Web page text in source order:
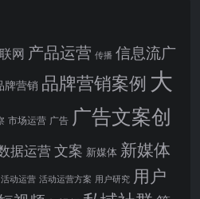
网 产品运营 传播 信息流广
牌营销 品牌营销案例 大
市场运营 广告 广告文案创
据运营 文案 新媒体 新媒体
活动运营 活动运营方案 用户研究 用户